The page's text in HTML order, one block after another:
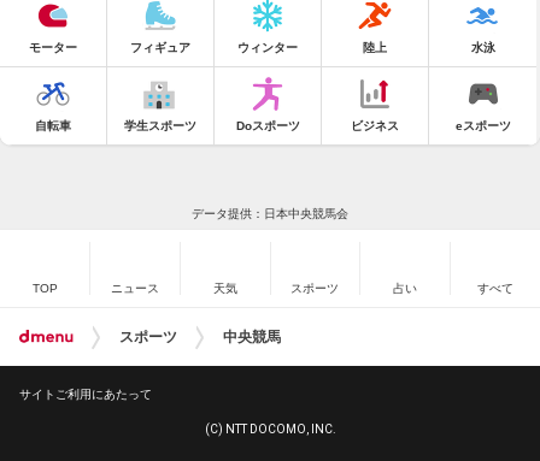
モーター フィギュア ウィンター 陸上 水泳
自転車 学生スポーツ Doスポーツ ビジネス eスポーツ
データ提供：日本中央競馬会
TOP ニュース 天気 スポーツ 占い すべて
スポーツ 中央競馬
サイトご利用にあたって
(C) NTT DOCOMO, INC.